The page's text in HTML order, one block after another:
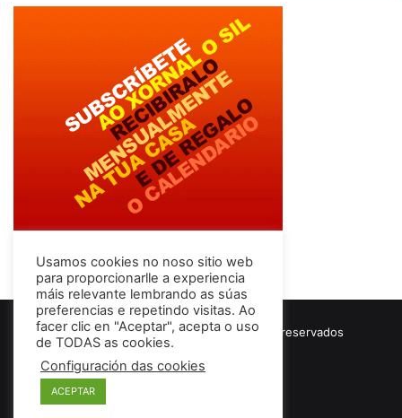
© Copyright 2026, Todos los derechos reservados
Términos & Condiciones
Usamos cookies no noso sitio web
para proporcionarlle a experiencia
máis relevante lembrando as súas
preferencias e repetindo visitas. Ao
facer clic en "Aceptar", acepta o uso
de TODAS as cookies.
Configuración das cookies
ACEPTAR